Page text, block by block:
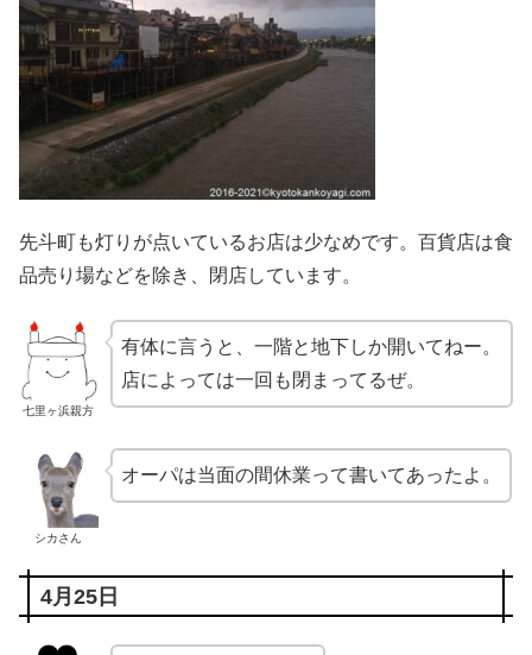
先斗町も灯りが点いているお店は少なめです。百貨店は食
品売り場などを除き、閉店しています。
七里ヶ浜親方
有体に言うと、一階と地下しか開いてねー。
店によっては一回も閉まってるぜ。
シカさん
オーパは当面の間休業って書いてあったよ。
4月25日